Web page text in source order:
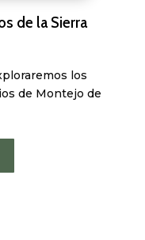
de la Sierra
los
de Montejo de